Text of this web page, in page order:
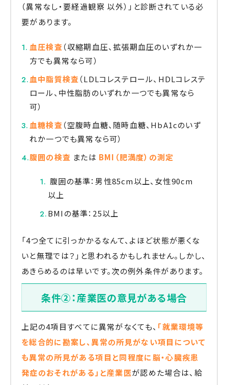
（異常なし・要経過観察 以外）」と診断されている必
要があります。
血圧検査（収縮期血圧、拡張期血圧のいずれか一
方でも異常なら可）
血中脂質検査（LDLコレステロール、HDLコレステ
ロール、中性脂肪のいずれか一つでも異常なら
可）
血糖検査（空腹時血糖、随時血糖、HbA1cのいず
れか一つでも異常なら可）
腹囲の検査 または BMI（肥満度）の測定
腹囲の基準：男性85cm以上、女性90cm
以上
BMIの基準：25以上
「4つ全てに引っかかるなんて、よほど状態が悪くな
いと無理では？」と思われるかもしれません。しかし、
あきらめるのは早いです。次の例外条件があります。
条件②：産業医の意見がある場合
上記の4項目すべてに異常がなくても、 「就業環境等
を総合的に勘案し、異常の所見がない項目について
も異常の所見がある項目と同程度に脳・心臓疾患
発症のおそれがある」と産業医が認めた場合は、給